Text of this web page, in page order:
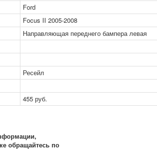
Ford
Focus II 2005-2008
Направляющая переднего бампера левая
Ресейл
455 руб.
обращайтесь по